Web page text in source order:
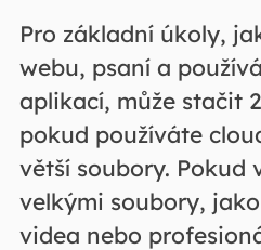
Pro základní úkoly,
webu, psaní a
aplikací, může stačit
pokud používáte
větší soubory. Pokud
velkými soubory,
videa nebo